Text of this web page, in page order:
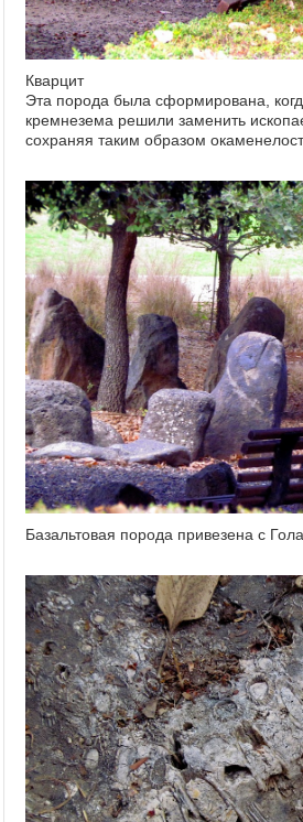
Кварцит
Эта порода была сформирована,
кремнезема решили заменить
сохраняя таким образом
Базальтовая порода привезена с